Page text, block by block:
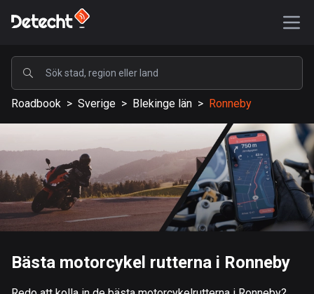
POPULÄRA
USA
590170 rutter
Sverige
204691 rutter
Storbritannien
115730 rutter
Roadbook > Sverige > Blekinge län > Ronneby
Bästa motorcykel rutterna i Ronneby